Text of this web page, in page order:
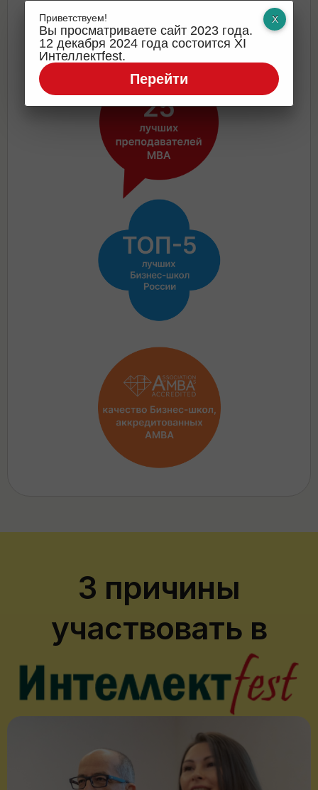
Приветствуем!
Вы просматриваете сайт 2023 года.
12 декабря 2024 года состоится XI
Интеллектfest.
Перейти
(Association of MBAs).
Вас ждёт:
3 причины
участвовать в